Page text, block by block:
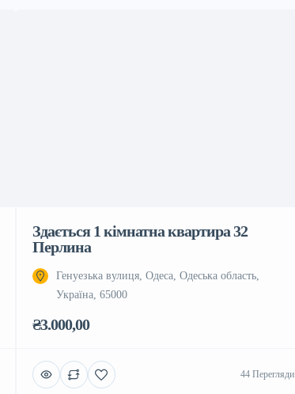
Здається 1 кімнатна квартира 32
Перлина
Генуезька вулиця, Одеса, Одеська область,
Україна, 65000
₴3.000,00
44 Перегляди